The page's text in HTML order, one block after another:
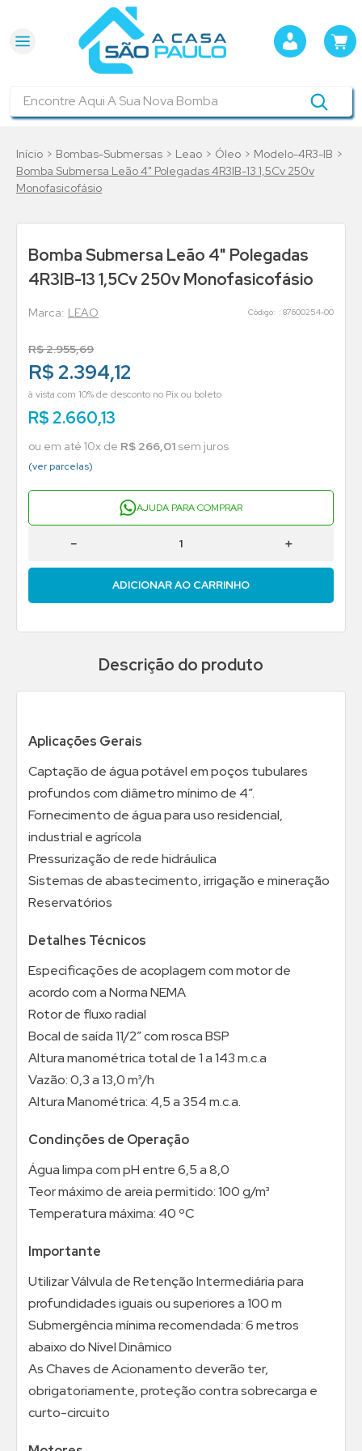
Bombas-Submersas Leao Óleo
Modelo-4R3-IB
Bomba Submersa Leão 4" Polegadas 4R3IB-13 1,5Cv 250v
Monofasicofásio
Bomba Submersa Leão 4" Polegadas
4R3IB-13 1,5Cv 250v Monofasicofásio
LEAO : 87600254-00
R$2.955,69
R$ 2.394,12
à vista com 10% de desconto no Pix ou boleto
R$2.660,13
ou em até 10x de R$ 266,01 sem juros
(ver parcelas)
AJUDA PARA COMPRAR
＋
－
ADICIONAR AO CARRINHO
Descrição do produto
Aplicações Gerais
Captação de água potável em poços tubulares
profundos com diâmetro mínimo de 4”.
Fornecimento de água para uso residencial,
industrial e agrícola
Pressurização de rede hidráulica
Sistemas de abastecimento, irrigação e mineração
Reservatórios
Detalhes Técnicos
Especificações de acoplagem com motor de
acordo com a Norma NEMA
Rotor de fluxo radial
Bocal de saída 11/2” com rosca BSP
Altura manométrica total de 1 a 143 m.c.a
Vazão: 0,3 a 13,0 m³/h
Altura Manométrica: 4,5 a 354 m.c.a.
Condinções de Operação
Água limpa com pH entre 6,5 a 8,0
Teor máximo de areia permitido: 100 g/m³
Temperatura máxima: 40 ºC
Importante
Utilizar Válvula de Retenção Intermediária para
profundidades iguais ou superiores a 100 m
Submergência mínima recomendada: 6 metros
abaixo do Nível Dinâmico
As Chaves de Acionamento deverão ter,
obrigatoriamente, proteção contra sobrecarga e
curto-circuito